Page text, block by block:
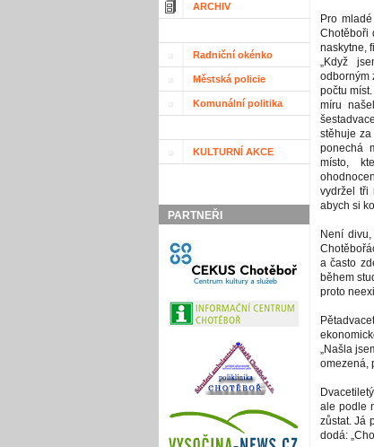
ARCHIV
Radniční okénko
Městská policie
Komunální politika
KULTURNÍ AKCE
PARTNEŘI
Pro
Chotěboři
naskytne,
„Když
odborným
počtu
míru
stěhuje
ponechá
místo,
vydržel tři
abych si
Není
a často
během
proto
„Našla
omezená,
ale podle
zůstat. Já
dodá: